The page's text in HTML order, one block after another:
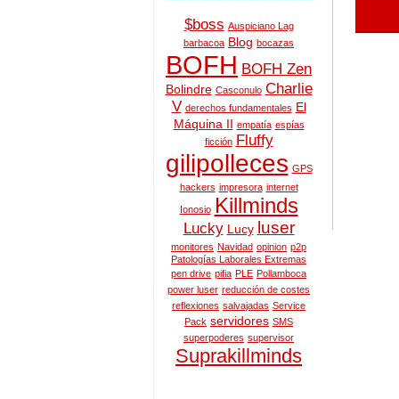
$boss Auspiciano Lag
barbacoa Blog bocazas
BOFH BOFH Zen
Bolindre Casconulo Charlie
V derechos fundamentales El
Máquina II empatía espías
ficción
Fluffy
gilipolleces GPS
hackers impresora internet
Ionosio Killminds
Lucky Lucy luser
monitores Navidad opinion p2p
Patologías Laborales Extremas
pen drive pifia PLE Pollamboca
power luser reducción de costes
reflexiones salvajadas Service
Pack servidores SMS
superpoderes supervisor
Suprakillminds